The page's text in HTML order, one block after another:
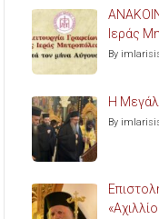
Ιεράς
By
Η
By